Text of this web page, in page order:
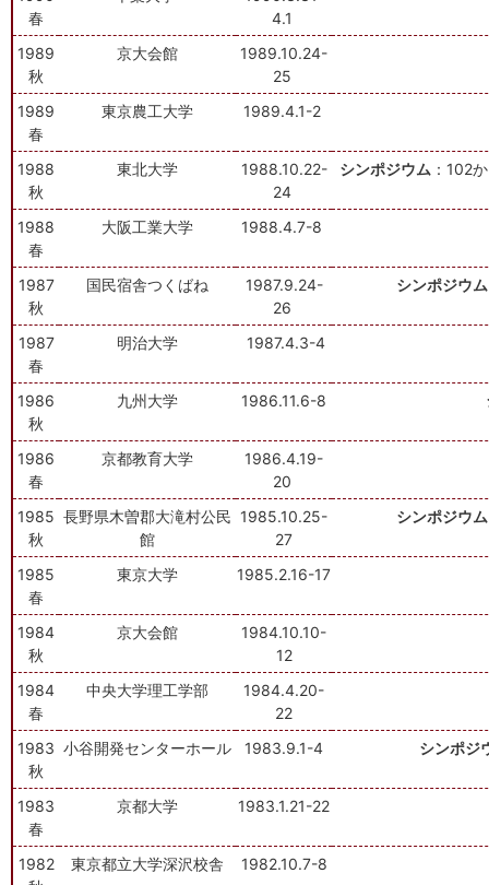
春
4.1
1989
秋
京大会館
1989.10.24-
25
1989
春
東京農工大学 1989.4.1-2
1988
秋
東北大学
1988.10.22-
24
シンポジウム ：102
1988
春
大阪工業大学 1988.4.7-8
1987
秋
国民宿舎つくばね
1987.9.24-
26
シンポジウム
1987
春
明治大学 1987.4.3-4
1986
秋
九州大学 1986.11.6-8
1986
春
京都教育大学
1986.4.19-
20
1985
秋
長野県木曽郡大滝村公民
館
1985.10.25-
27
シンポジウム
1985
春
東京大学 1985.2.16-17
1984
秋
京大会館
1984.10.10-
12
1984
春
中央大学理工学部
1984.4.20-
22
1983
秋
小谷開発センターホール 1983.9.1-4 シンポジ
1983
春
京都大学 1983.1.21-22
1982
東京都立大学深沢校舎 1982.10.7-8